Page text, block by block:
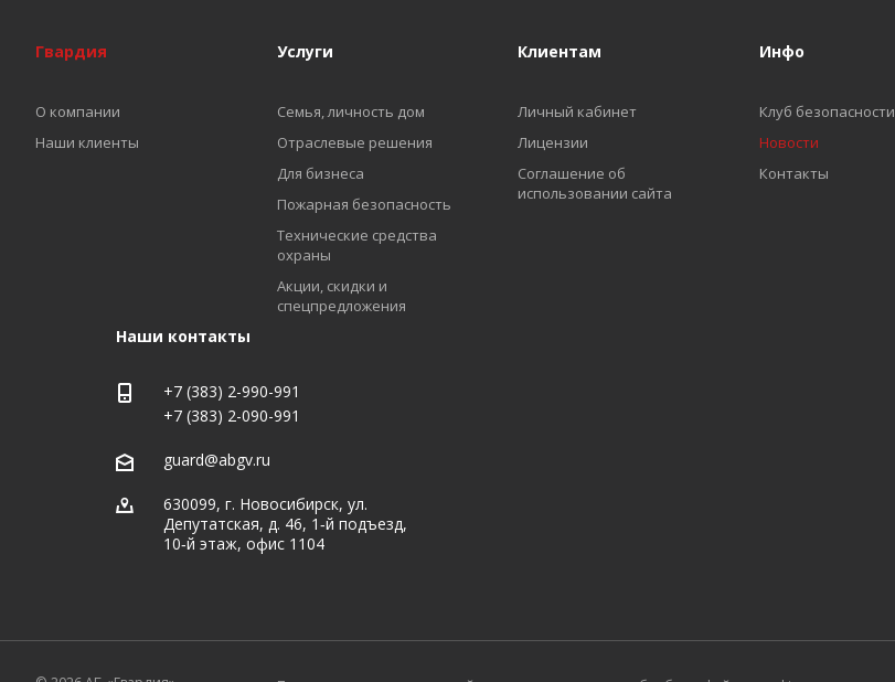
Гвардия
О компании
Наши клиенты
Услуги
Семья, личность дом
Отраслевые решения
Для бизнеса
Пожарная безопасность
Технические средства
охраны
Акции, скидки и
спецпредложения
Клиентам
Личный кабинет
Лицензии
Соглашение об
использовании сайта
Инфо
Клуб безопасности
Новости
Контакты
Наши контакты
+7 (383) 2-990-991
+7 (383) 2-090-991
guard@abgv.ru
630099, г. Новосибирск, ул.
Депутатская, д. 46, 1‑й подъезд,
10‑й этаж, офис 1104